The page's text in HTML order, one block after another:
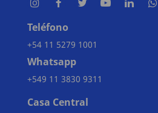
Teléfono
+54 11 5279 1001
Whatsapp
+549 11 3830 9311
Casa Central